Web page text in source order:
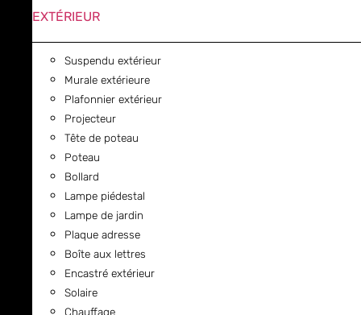
EXTÉRIEUR
Suspendu extérieur
Murale extérieure
Plafonnier extérieur
Projecteur
Tête de poteau
Poteau
Bollard
Lampe piédestal
Lampe de jardin
Plaque adresse
Boîte aux lettres
Encastré extérieur
Solaire
Chauffage